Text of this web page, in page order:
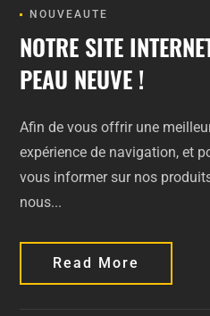
NOUVEAUTE
NOTRE SITE
PEAU NEUVE !
Afin de vous offrir une
expérience de navigation, et
vous informer sur nos
nous...
Read More